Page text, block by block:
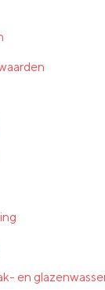
en